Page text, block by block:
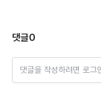
댓글0
댓글을 작성하려면 로그